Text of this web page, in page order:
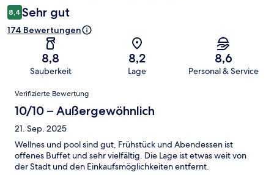
8,4 Sehr gut
174 Bewertungen
8,8
Sauberkeit
8,2
Lage
8,6
Personal & Service
Bewertungen
Verifizierte Bewertung
10/10 – Außergewöhnlich
21. Sep. 2025
Wellnes und pool sind gut, Frühstück und Abendessen ist
offenes Buffet und sehr vielfältig. Die Lage ist etwas weit von
der Stadt und den Einkaufsmöglichkeiten entfernt.